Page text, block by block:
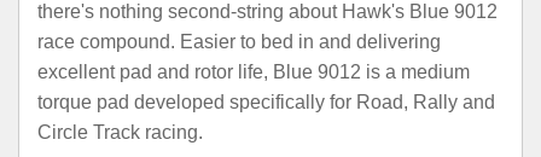
there's nothing second-string about Hawk's Blue 9012
race compound. Easier to bed in and delivering
excellent pad and rotor life, Blue 9012 is a medium
torque pad developed specifically for Road, Rally and
Circle Track racing.